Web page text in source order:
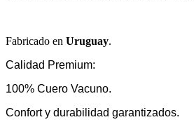
Fabricado en Uruguay.
Calidad Premium:
100% Cuero Vacuno.
Confort y durabilidad garantizados.